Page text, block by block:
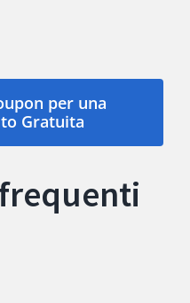
per una
Gratuita